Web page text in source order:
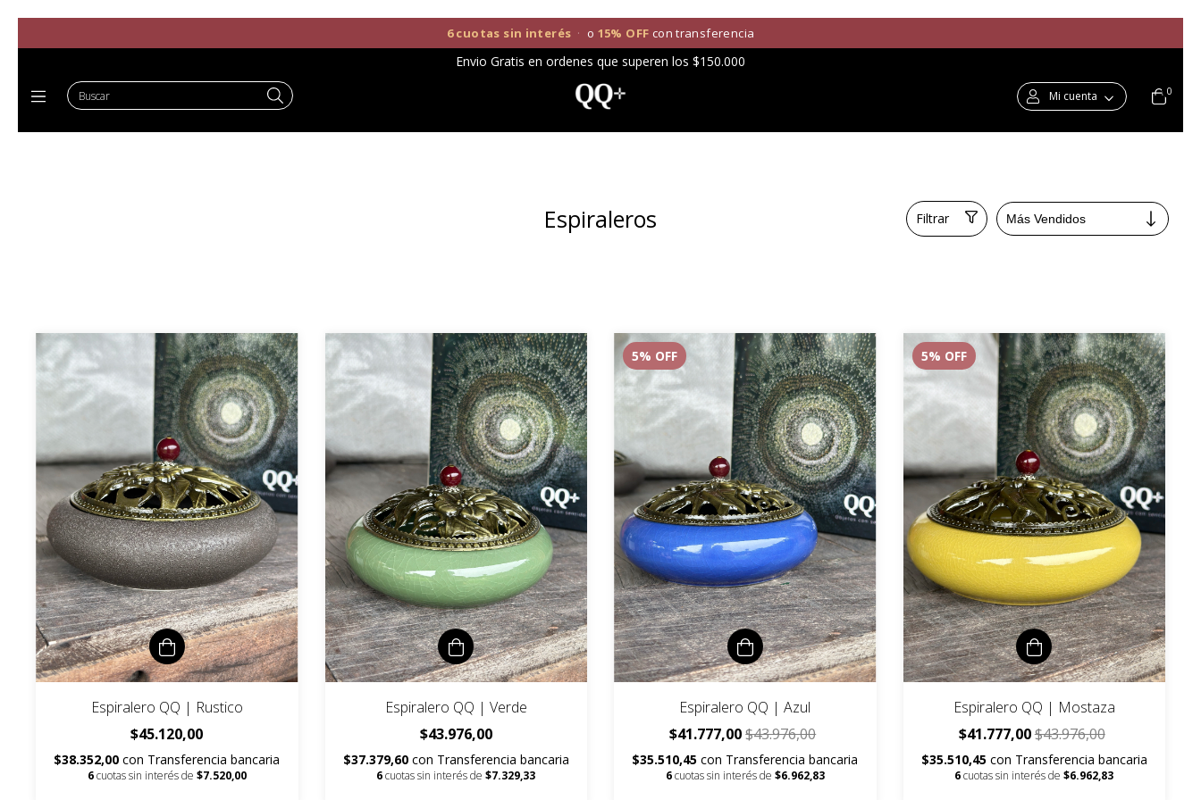
6 cuotas sin interés · o 15% OFF con transferencia
Envio Gratis en ordenes que superen los $150.000
Mi cuenta 0
Espiraleros Filtrar
Espiralero QQ | Rustico
$45.120,00
$38.352,00con Transferencia bancaria
6cuotas sin interés de $7.520,00
Espiralero QQ | Verde
$43.976,00
$37.379,60 con Transferencia bancaria
6cuotas sin interés de$7.329,33
5% OFF
Espiralero QQ | Azul
$41.777,00$43.976,00
$35.510,45con Transferencia bancaria
6cuotas sin interés de $6.962,83
5% OFF
Espiralero QQ | Mostaza
$41.777,00$43.976,00
$35.510,45 con Transferencia bancaria
6cuotas sin interés de$6.962,83